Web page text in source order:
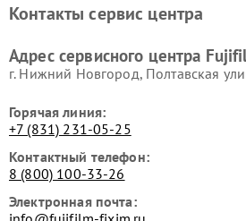
Контакты сервис центра
Адрес сервисного центра
г. Нижний Новгород, Полтавская
Горячая линия:
+7 (831) 231-05-25
Контактный телефон:
8 (800) 100-33-26
Электронная почта: